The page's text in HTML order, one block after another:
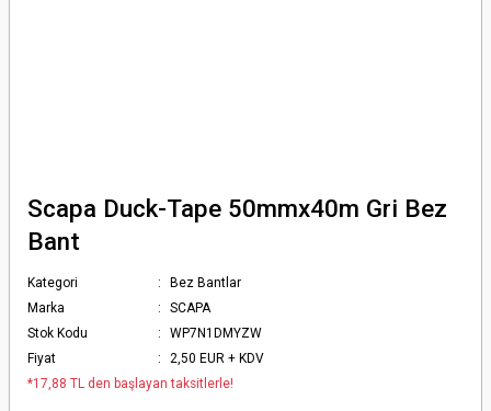
Scapa Duck-Tape 50mmx40m Gri Bez
Bant
Kategori
Bez Bantlar
Marka
SCAPA
Stok Kodu
WP7N1DMYZW
Fiyat
2,50 EUR + KDV
*17,88 TL den başlayan taksitlerle!